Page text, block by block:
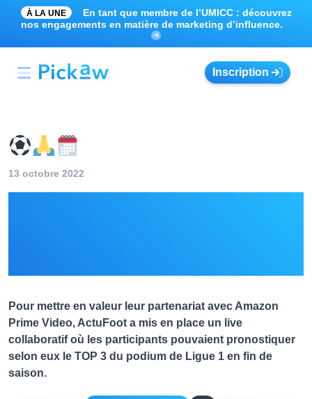
À LA UNE
En tant que membre de l’UMICC : découvrez
nos engagements en matière de marketing d’influence.
Inscription
13 octobre 2022
Pour mettre en valeur leur partenariat avec Amazon
Prime Video, ActuFoot a mis en place un live
collaboratif où les participants pouvaient pronostiquer
selon eux le TOP 3 du podium de Ligue 1 en fin de
saison.